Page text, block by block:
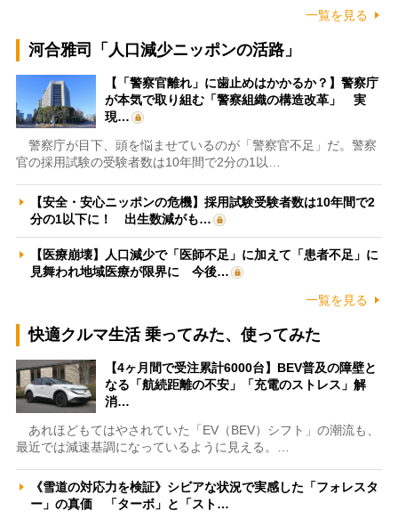
一覧を見る
河合雅司「人口減少ニッポンの活路」
【「警察官離れ」に歯止めはかかるか？】警察庁
が本気で取り組む「警察組織の構造改革」 実
現…
警察庁が目下、頭を悩ませているのが「警察官不足」だ。警察
官の採用試験の受験者数は10年間で2分の1以…
【安全・安心ニッポンの危機】採用試験受験者数は10年間で2
分の1以下に！ 出生数減がも…
【医療崩壊】人口減少で「医師不足」に加えて「患者不足」に
見舞われ地域医療が限界に 今後…
一覧を見る
快適クルマ生活 乗ってみた、使ってみた
【4ヶ月間で受注累計6000台】BEV普及の障壁と
なる「航続距離の不安」「充電のストレス」解
消…
あれほどもてはやされていた「EV（BEV）シフト」の潮流も、
最近では減速基調になっているように見える。…
《雪道の対応力を検証》シビアな状況で実感した「フォレスタ
ー」の真価 「ターボ」と「スト…